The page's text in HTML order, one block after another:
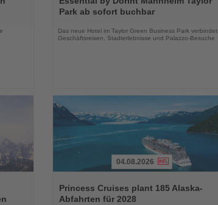
diePark ab sofort buchbar
Das neue Hotel im Taylor Green Business Park verbindet
Geschäftsreisen, Stadterlebnisse und Palazzo-Besuche
Sie
die
04.08.2026
Princess Cruises plant 185 Alaska-
Abfahrten für 2028